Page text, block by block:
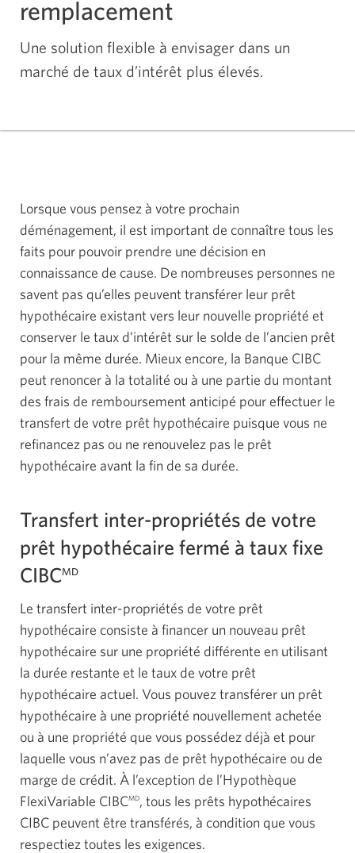
remplacement
Une solution flexible à envisager dans un
marché de taux d’intérêt plus élevés.
Lorsque vous pensez à votre prochain
déménagement, il est important de connaître tous les
faits pour pouvoir prendre une décision en
connaissance de cause. De nombreuses personnes ne
savent pas qu’elles peuvent transférer leur prêt
hypothécaire existant vers leur nouvelle propriété et
conserver le taux d’intérêt sur le solde de l’ancien prêt
pour la même durée. Mieux encore, la Banque CIBC
peut renoncer à la totalité ou à une partie du montant
des frais de remboursement anticipé pour effectuer le
transfert de votre prêt hypothécaire puisque vous ne
refinancez pas ou ne renouvelez pas le prêt
hypothécaire avant la fin de sa durée.
Transfert inter-propriétés de votre
prêt hypothécaire fermé à taux fixe
CIBCMD
Le transfert inter-propriétés de votre prêt
hypothécaire consiste à financer un nouveau prêt
hypothécaire sur une propriété différente en utilisant
la durée restante et le taux de votre prêt
hypothécaire actuel. Vous pouvez transférer un prêt
hypothécaire à une propriété nouvellement achetée
ou à une propriété que vous possédez déjà et pour
laquelle vous n’avez pas de prêt hypothécaire ou de
marge de crédit. À l’exception de l’Hypothèque
FlexiVariable CIBCMD, tous les prêts hypothécaires
CIBC peuvent être transférés, à condition que vous
respectiez toutes les exigences.